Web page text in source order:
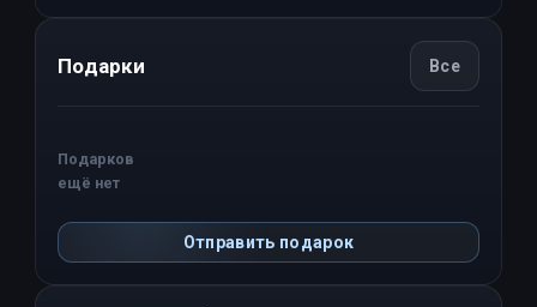
Подарки Все
Подарков
ещё нет
Отправить подарок